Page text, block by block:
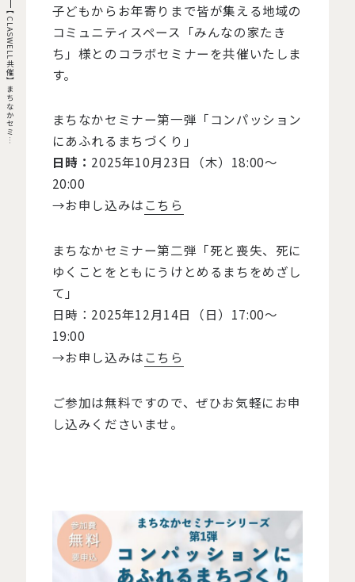
【
C
L
A
S
W
E
L
L
共
催
】
ま
ち
な
か
セ
ミ
ナ
ー
を
開
催
し
ま
す
子どもからお年寄りまで皆が集える地域の
コミュニティスペース「みんなの家たき
ち」様とのコラボセミナーを共催いたしま
す。
まちなかセミナー第一弾「コンパッション
にあふれるまちづくり」
日時： 2025年10月23日（木）18:00〜
20:00
→お申し込みは こちら
まちなかセミナー第二弾「死と喪失、死に
ゆくことをともにうけとめるまちをめざし
て」
日時：2025年12月14日（日）17:00〜
19:00
→お申し込みは こちら
ご参加は無料ですので、ぜひお気軽にお申
し込みくださいませ。